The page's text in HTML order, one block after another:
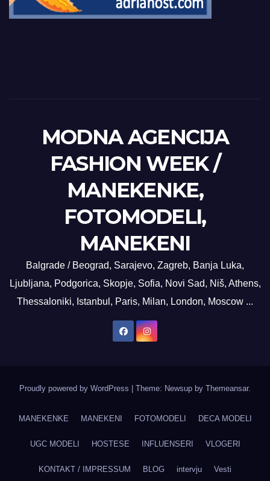
MODNA AGENCIJA
FASHION WEEK /
MANEKENKE,
FOTOMODELI,
MANEKENI
Balgrade / Beograd, Sarajevo, Zagreb, Banja Luka,
Ljubljana, Podgorica, Skopje, Sofia, Novi Sad, Niš, Athens,
Thessaloniki, Istanbul, Paris, Milan, London, Moscow ...
Proudly powered by WordPress Theme: Newsup by Themeansar.
MANEKENKE MANEKENI FOTOMODELI DECA MODELI
UGC MODELI HOSTESE INFLUENSERI VLOGERI
KONTAKT / IMPRESSUM BLOG intervju Vesti